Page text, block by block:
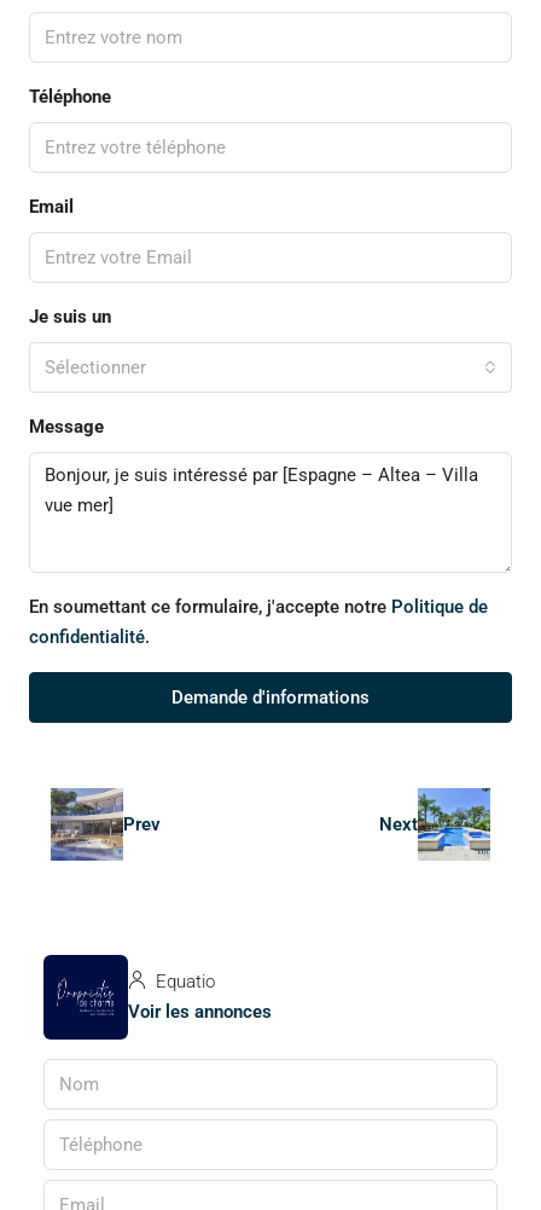
Téléphone
Email
Je suis un
Sélectionner
Message
En soumettant ce formulaire, j'accepte notre Politique de
confidentialité.
Demande d'informations
Prev Next
Equatio
Voir les annonces